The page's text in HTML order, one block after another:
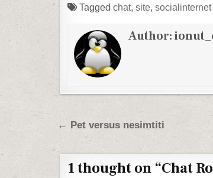
Tagged chat, site, socialinternet
Author:
Post navigation
← Pet versus nesimtiti
1 thought on “Chat